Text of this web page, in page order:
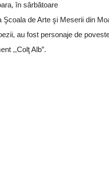
în sărbătoare
Şcoala de Arte şi Meserii din
au fost personaje de
,,Colţ Alb”.